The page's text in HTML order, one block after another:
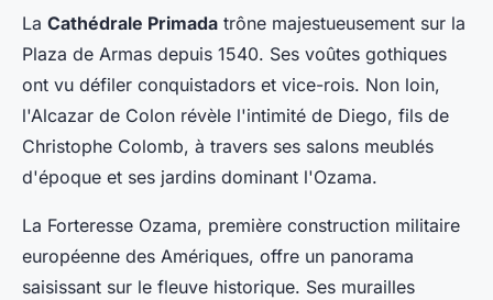
La Cathédrale Primada trône majestueusement sur la
Plaza de Armas depuis 1540. Ses voûtes gothiques
ont vu défiler conquistadors et vice-rois. Non loin,
l'Alcazar de Colon révèle l'intimité de Diego, fils de
Christophe Colomb, à travers ses salons meublés
d'époque et ses jardins dominant l'Ozama.
La Forteresse Ozama, première construction militaire
européenne des Amériques, offre un panorama
saisissant sur le fleuve historique. Ses murailles